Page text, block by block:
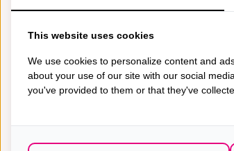
This website uses cookies
We use cookies to personalize content and
about your use of our site with our social
you've provided to them or that they've